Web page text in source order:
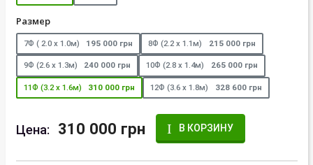
Размер
7Ф ( 2.0 х 1.0м) 195 000 грн 8Ф (2.2 х 1.1м) 215 000 грн
9Ф (2.6 х 1.3м) 240 000 грн 10Ф (2.8 х 1.4м) 265 000 грн
11Ф (3.2 х 1.6м) 310 000 грн 12Ф (3.6 х 1.8м) 328 600 грн
Цена: 310 000 грн В КОРЗИНУ